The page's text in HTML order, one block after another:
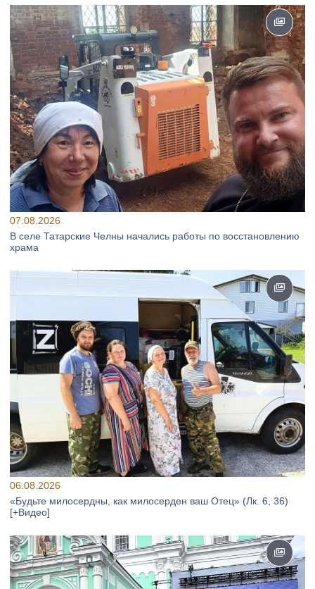
07.08.2026
В селе Татарские Челны начались работы по восстановлению
храма
06.08.2026
«Будьте милосердны, как милосерден ваш Отец» (Лк. 6, 36)
[+Видео]